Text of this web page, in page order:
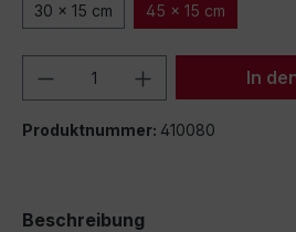
30 x 15 cm 45 x 15 cm
Produkt Anzahl: Gib
In
Produktnummer: 410080
Beschreibung